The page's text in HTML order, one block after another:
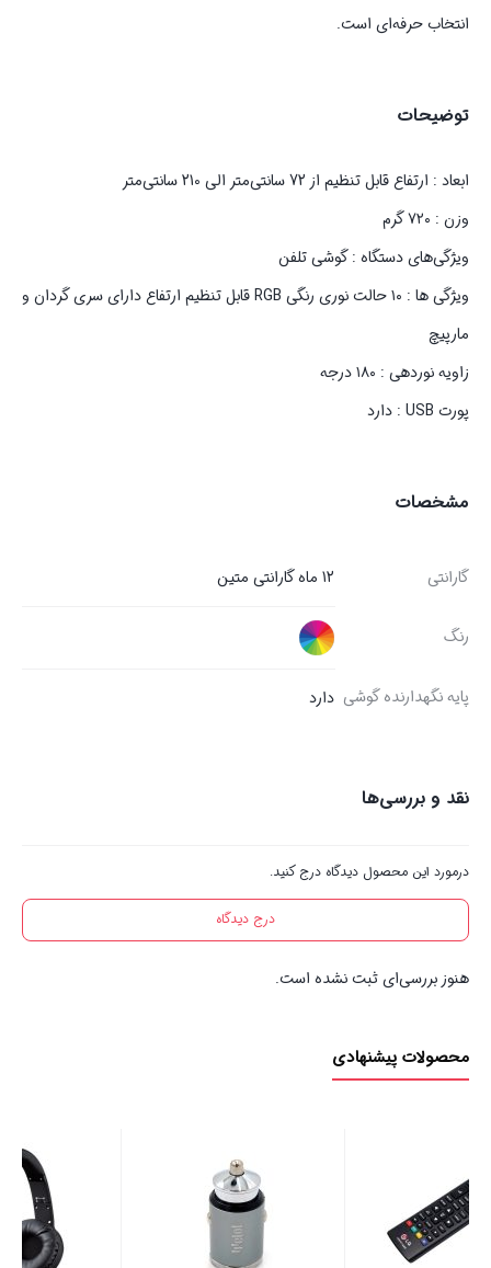
انتخاب حرفه‌ای است.
توضیحات
ابعاد : ارتفاع قابل تنظیم از 72 سانتی‌متر الی 210 سانتی‌متر
وزن : ۷۲۰ گرم
ویژگی‌های دستگاه : گوشی تلفن
ویژگی ها : ۱۰ حالت نوری رنگی RGB قابل تنظیم ارتفاع دارای سری گردان و
مارپیچ
زاویه نوردهی : ۱۸۰ درجه
پورت USB : دارد
مشخصات
گارانتی 12 ماه گارانتی متین
رنگ
پایه نگهدارنده گوشی دارد
نقد و بررسی‌ها
درمورد این محصول دیدگاه درج کنید.
درج دیدگاه
هنوز بررسی‌ای ثبت نشده است.
محصولات پیشنهادی